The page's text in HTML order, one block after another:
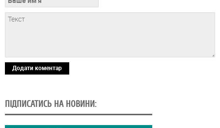
Додати коментар
ПІДПИСАТИСЬ НА НОВИНИ: